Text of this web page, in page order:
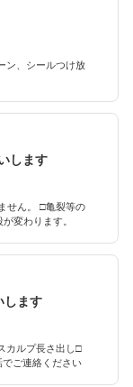
ン、シールつけ放
します
せん。 □亀裂等の
変わります。
します
カルプ長さ出し□
ご連絡ください